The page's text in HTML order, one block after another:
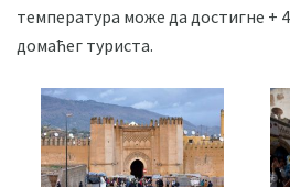
температура може да достигне +
домаћег туриста.